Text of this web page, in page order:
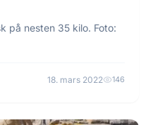
på nesten 35 kilo. Foto:
18. mars 2022 146